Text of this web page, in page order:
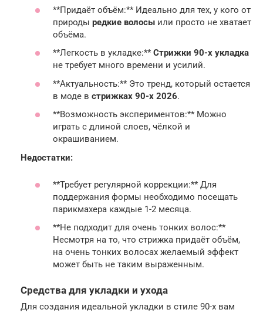
**Придаёт объём:** Идеально для тех, у кого от
природы редкие волосы или просто не хватает
объёма.
**Легкость в укладке:** Стрижки 90-х укладка
не требует много времени и усилий.
**Актуальность:** Это тренд, который остается
в моде в стрижках 90-х 2026.
**Возможность экспериментов:** Можно
играть с длиной слоев, чёлкой и
окрашиванием.
Недостатки:
**Требует регулярной коррекции:** Для
поддержания формы необходимо посещать
парикмахера каждые 1-2 месяца.
**Не подходит для очень тонких волос:**
Несмотря на то, что стрижка придаёт объём,
на очень тонких волосах желаемый эффект
может быть не таким выраженным.
Средства для укладки и ухода
Для создания идеальной укладки в стиле 90-х вам